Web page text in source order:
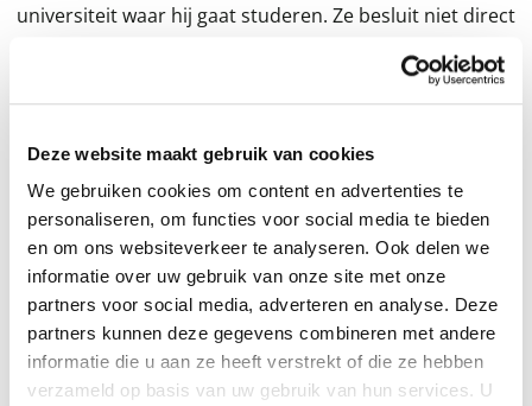
Deze website maakt gebruik van cookies
We gebruiken cookies om content en advertenties te
personaliseren, om functies voor social media te bieden
en om ons websiteverkeer te analyseren. Ook delen we
informatie over uw gebruik van onze site met onze
partners voor social media, adverteren en analyse. Deze
partners kunnen deze gegevens combineren met andere
informatie die u aan ze heeft verstrekt of die ze hebben
verzameld op basis van uw gebruik van hun services. U
universiteit waar hij gaat studeren. Ze besluit niet direct
terug te keren naar haar man en huis in Londen, maar
springt op de trein de andere kant op. Deze voert haar
Nancy, van jongs af aan haar beste vriendin.
Bijna twintig jaar geleden verdween Nancy ineens uit
Gaby’s leven – zonder ooit aan te geven wat de oorzaak
van de breuk was. En nu wil Gaby eindelijk weten
waarom. Want wat is de waarheid, welke geheim houdt
Nancy verborgen?